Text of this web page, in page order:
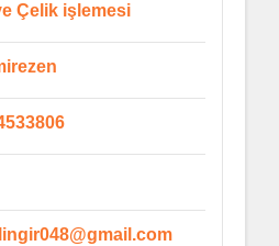
Çelik işlemesi